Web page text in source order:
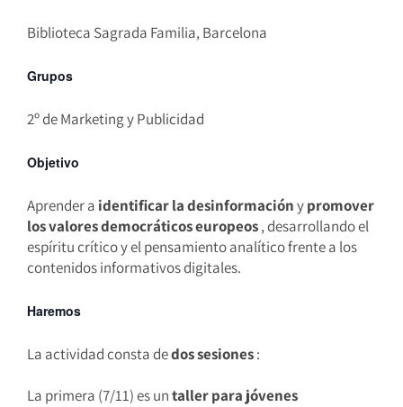
Biblioteca Sagrada Familia, Barcelona
Grupos
2º de Marketing y Publicidad
Objetivo
Aprender a identificar la desinformaciónypromover
los valores democráticos europeos, desarrollando el
espíritu crítico y el pensamiento analítico frente a los
contenidos informativos digitales.
Haremos
La actividad consta dedos sesiones:
La primera (7/11) es untaller para jóvenes